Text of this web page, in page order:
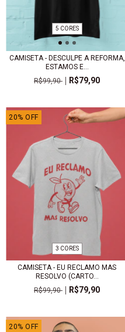
5 CORES
CAMISETA - DESCULPE A REFORMA,
ESTAMOS E...
R$99,90
R$79,90
20% OFF
3 CORES
CAMISETA - EU RECLAMO MAS
RESOLVO (CARTO...
R$99,90
R$79,90
20% OFF